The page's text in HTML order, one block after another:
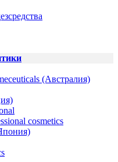
(Австралия)
cosmetics